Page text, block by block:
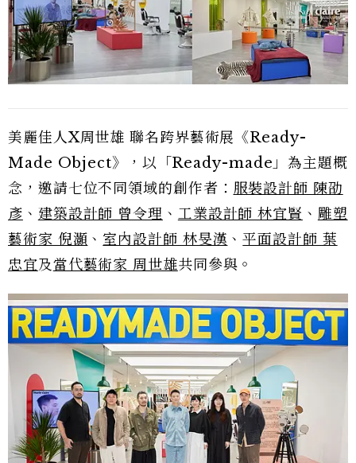
美麗佳人X周世雄 聯名跨界藝術展《Ready-
Made Object》，以「Ready-made」為主題概
念，邀請七位不同領域的創作者： 服裝設計師 陳劭
彥 、 建築設計師 曾令理 、 工業設計師 林宜賢 、 雕塑
藝術家 倪灝 、 室內設計師 林旻漢 、平面設計師 葉
忠宜及當代藝術家 周世雄共同參與。